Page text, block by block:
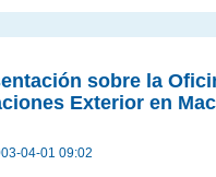
sobre la
Exterior en
04-01 09:02